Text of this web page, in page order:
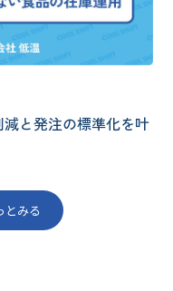
と発注の標準化を叶
とみる